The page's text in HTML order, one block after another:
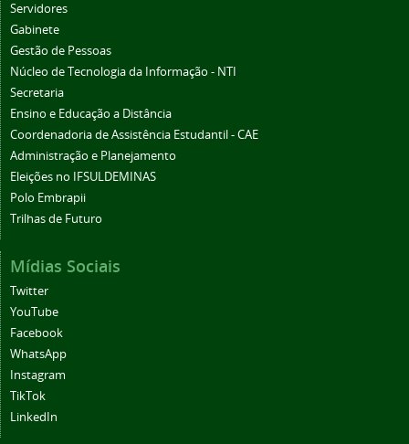
Servidores
Gabinete
Gestão de Pessoas
Núcleo de Tecnologia da Informação - NTI
Secretaria
Ensino e Educação a Distância
Coordenadoria de Assistência Estudantil - CAE
Administração e Planejamento
Eleições no IFSULDEMINAS
Polo Embrapii
Trilhas de Futuro
Mídias Sociais
Twitter
YouTube
Facebook
WhatsApp
Instagram
TikTok
LinkedIn